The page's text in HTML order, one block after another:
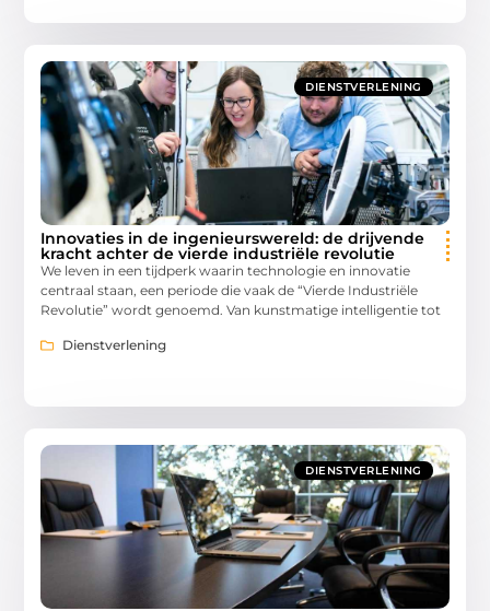
DIENSTVERLENING
Innovaties in de ingenieurswereld: de drijvende
kracht achter de vierde industriële revolutie
We leven in een tijdperk waarin technologie en innovatie
centraal staan, een periode die vaak de “Vierde Industriële
Revolutie” wordt genoemd. Van kunstmatige intelligentie tot
Dienstverlening
DIENSTVERLENING